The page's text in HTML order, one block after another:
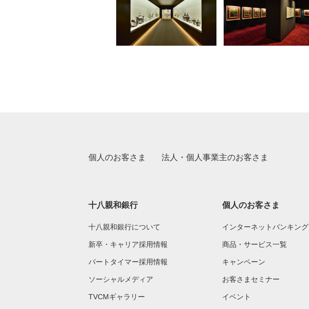
個人のお客さま 法人・個人事業主のお客さま
十八親和銀行
十八親和銀行について
新卒・キャリア採用情報
パートタイマー採用情報
ソーシャルメディア
TVCMギャラリー
個人のお客さま
インターネットバンキング
商品・サービス一覧
キャンペーン
お客さまセミナー
イベント